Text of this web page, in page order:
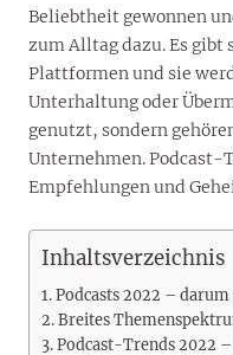
Beliebtheit gewonnen
zum Alltag dazu. Es
Plattformen und sie
Unterhaltung oder
genutzt, sondern
Unternehmen. Podcast-
Empfehlungen und
Inhaltsverzeichnis
Podcasts 2022 –
Breites
Podcast-Trends 2022